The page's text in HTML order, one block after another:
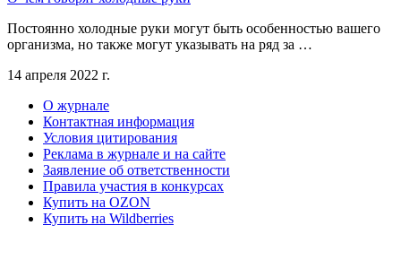
Постоянно холодные руки могут быть особенностью вашего
организма, но также могут указывать на ряд за …
14 апреля 2022 г.
О журнале
Контактная информация
Условия цитирования
Реклама в журнале и на сайте
Заявление об ответственности
Правила участия в конкурсах
Купить на OZON
Купить на Wildberries